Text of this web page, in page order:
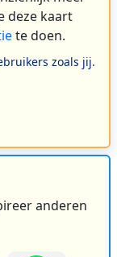
deze kaart
te doen.
zoals jij.
anderen